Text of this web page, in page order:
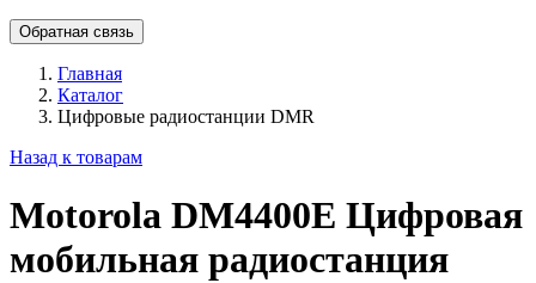
Обратная связь
Главная
Каталог
Цифровые радиостанции DMR
Назад к товарам
Motorola DM4400E Цифровая
мобильная радиостанция